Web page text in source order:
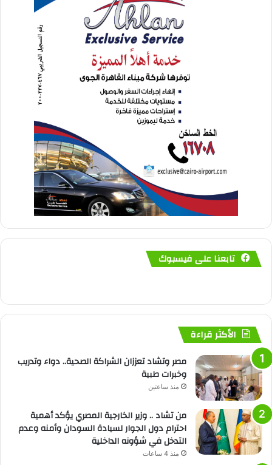
تابعنا على فيسبوك
الأكثر قراءة
مصر وتشاد تعززان الشراكة الصحية.. دواء وتدريب
وخبرات طبية
منذ ساعتين
من تشاد .. وزير الخارجية المصري يؤكد أهمية
احترام دول الجوار لسيادة السودان وأمنه وعدم
التدخل في شؤونه الداخلية
منذ 4 ساعات